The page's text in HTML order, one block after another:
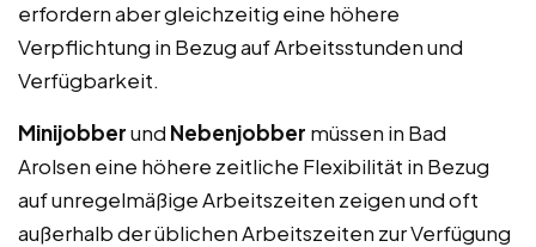
erfordern aber gleichzeitig eine höhere
Verpflichtung in Bezug auf Arbeitsstunden und
Verfügbarkeit.
Minijobberund Nebenjobber müssen in Bad
Arolsen eine höhere zeitliche Flexibilität in Bezug
auf unregelmäßige Arbeitszeiten zeigen und oft
außerhalb der üblichen Arbeitszeiten zur Verfügung